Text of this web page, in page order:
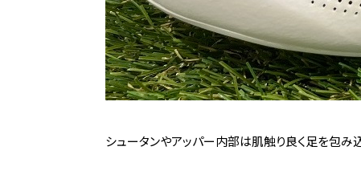
シュータンやアッパー内部は肌触り良く足を包み